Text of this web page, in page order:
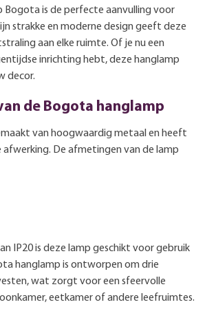
Bogota is de perfecte aanvulling voor
strakke en moderne design geeft deze
aan elke ruimte. Of je nu een
inrichting hebt, deze hanglamp
decor.
de Bogota hanglamp
van hoogwaardig metaal en heeft
De afmetingen van de lamp
IP20 is deze lamp geschikt voor gebruik
hanglamp is ontworpen om drie
wat zorgt voor een sfeervolle
eetkamer of andere leefruimtes.